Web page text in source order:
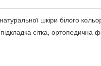
шкіри білого
сітка, ортопедична